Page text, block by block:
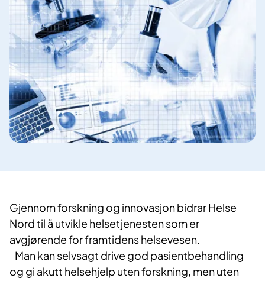
Gjennom forskning og innovasjon bidrar Helse
Nord til å utvikle helsetjenesten som er
avgjørende for framtidens helsevesen.
Man kan selvsagt drive god pasientbehandling
og gi akutt helsehjelp uten forskning, men uten